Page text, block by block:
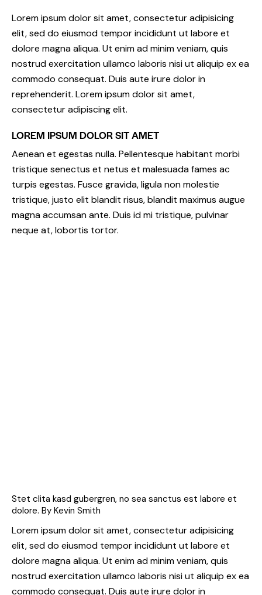
Lorem ipsum dolor sit amet, consectetur adipisicing
elit, sed do eiusmod tempor incididunt ut labore et
dolore magna aliqua. Ut enim ad minim veniam, quis
nostrud exercitation ullamco laboris nisi ut aliquip ex ea
commodo consequat. Duis aute irure dolor in
reprehenderit. Lorem ipsum dolor sit amet,
consectetur adipiscing elit.
LOREM IPSUM DOLOR SIT AMET
Aenean et egestas nulla. Pellentesque habitant morbi
tristique senectus et netus et malesuada fames ac
turpis egestas. Fusce gravida, ligula non molestie
tristique, justo elit blandit risus, blandit maximus augue
magna accumsan ante. Duis id mi tristique, pulvinar
neque at, lobortis tortor.
Stet clita kasd gubergren, no sea sanctus est labore et
dolore. By Kevin Smith
Lorem ipsum dolor sit amet, consectetur adipisicing
elit, sed do eiusmod tempor incididunt ut labore et
dolore magna aliqua. Ut enim ad minim veniam, quis
nostrud exercitation ullamco laboris nisi ut aliquip ex ea
commodo consequat. Duis aute irure dolor in